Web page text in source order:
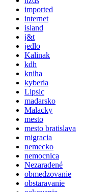
imported
internet
island
j&t
jedlo
Kalinak
kdh
kniha
kyberia
Lipsic
madarsko
Malacky
mesto
mesto bratislava
migracia
nemecko
nemocnica
Nezaradené
obmedzovanie
obstaravanie